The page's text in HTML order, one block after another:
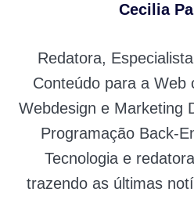
Cecilia
Redatora,
Conteúdo para a Web
Webdesign e Marketing
Programação Back-
Tecnologia e
trazendo as últimas